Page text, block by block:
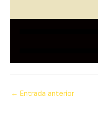
← Entrada anterior